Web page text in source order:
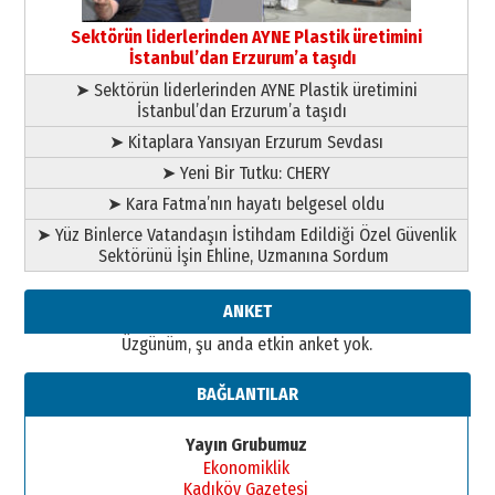
Başkan Sekmen’den Erzurum’a
bir vizyon proje daha!
02 Ağustos 2026 Pazar
Sektörün liderlerinden AYNE Plastik üretimini
İstanbul’dan Erzurum’a taşıdı
➤ Sektörün liderlerinden AYNE Plastik üretimini
İstanbul’dan Erzurum’a taşıdı
➤ Kitaplara Yansıyan Erzurum Sevdası
➤ Yeni Bir Tutku: CHERY
➤ Kara Fatma’nın hayatı belgesel oldu
➤ Yüz Binlerce Vatandaşın İstihdam Edildiği Özel Güvenlik
Sektörünü İşin Ehline, Uzmanına Sordum
ANKET
Üzgünüm, şu anda etkin anket yok.
BAĞLANTILAR
Yayın Grubumuz
Ekonomiklik
Kadıköy Gazetesi